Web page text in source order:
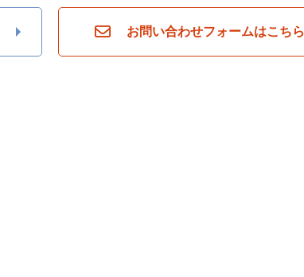
お問い合わせフォームはこちら